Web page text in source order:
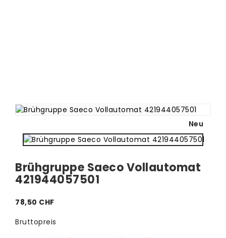
Neu
Brühgruppe Saeco Vollautomat
421944057501
78,50 CHF
Bruttopreis